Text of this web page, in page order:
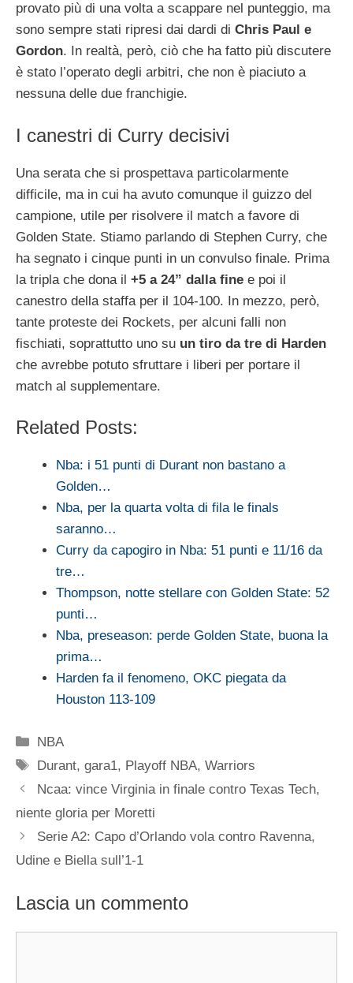
provato più di una volta a scappare nel punteggio, ma
sono sempre stati ripresi dai dardi di Chris Paul e
Gordon. In realtà, però, ciò che ha fatto più discutere
è stato l’operato degli arbitri, che non è piaciuto a
nessuna delle due franchigie.
I canestri di Curry decisivi
Una serata che si prospettava particolarmente
difficile, ma in cui ha avuto comunque il guizzo del
campione, utile per risolvere il match a favore di
Golden State. Stiamo parlando di Stephen Curry, che
ha segnato i cinque punti in un convulso finale. Prima
la tripla che dona il +5 a 24” dalla fine e poi il
canestro della staffa per il 104-100. In mezzo, però,
tante proteste dei Rockets, per alcuni falli non
fischiati, soprattutto uno su un tiro da tre di Harden
che avrebbe potuto sfruttare i liberi per portare il
match al supplementare.
Related Posts:
Nba: i 51 punti di Durant non bastano a
Golden…
Nba, per la quarta volta di fila le finals
saranno…
Curry da capogiro in Nba: 51 punti e 11/16 da
tre…
Thompson, notte stellare con Golden State: 52
punti…
Nba, preseason: perde Golden State, buona la
prima…
Harden fa il fenomeno, OKC piegata da
Houston 113-109
Categorie
NBA
Tag
Durant,gara1, Playoff NBA,Warriors
Ncaa: vince Virginia in finale contro Texas Tech,
niente gloria per Moretti
Serie A2: Capo d’Orlando vola contro Ravenna,
Udine e Biella sull’1-1
Lascia un commento